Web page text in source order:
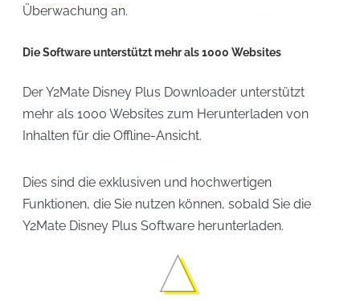
Überwachung an.
Die Software unterstützt mehr als 1000 Websites
Der Y2Mate Disney Plus Downloader unterstützt
mehr als 1000 Websites zum Herunterladen von
Inhalten für die Offline-Ansicht.
Dies sind die exklusiven und hochwertigen
Funktionen, die Sie nutzen können, sobald Sie die
Y2Mate Disney Plus Software herunterladen.